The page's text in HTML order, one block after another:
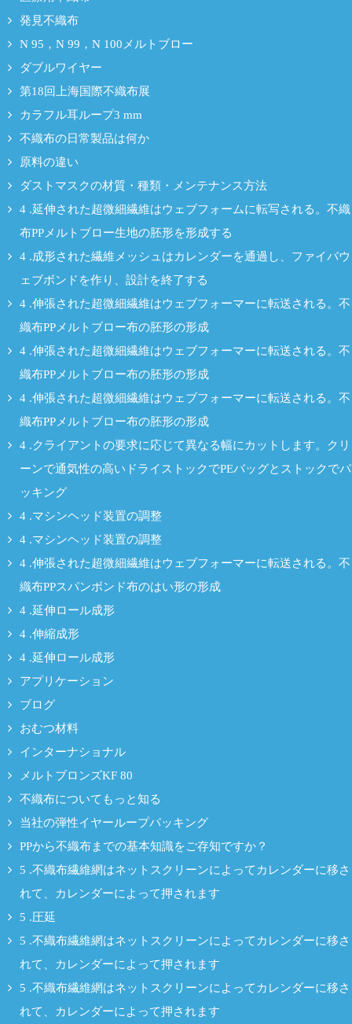
発見不織布
N 95，N 99，N 100メルトブロー
ダブルワイヤー
第18回上海国際不織布展
カラフル耳ループ3 mm
不織布の日常製品は何か
原料の違い
ダストマスクの材質・種類・メンテナンス方法
4 .延伸された超微細繊維はウェブフォームに転写される。不織
布PPメルトブロー生地の胚形を形成する
4 .成形された繊維メッシュはカレンダーを通過し、ファイバウ
ェブボンドを作り、設計を終了する
4 .伸張された超微細繊維はウェブフォーマーに転送される。不
織布PPメルトブロー布の胚形の形成
4 .伸張された超微細繊維はウェブフォーマーに転送される。不
織布PPメルトブロー布の胚形の形成
4 .伸張された超微細繊維はウェブフォーマーに転送される。不
織布PPメルトブロー布の胚形の形成
4 .クライアントの要求に応じて異なる幅にカットします。クリ
ーンで通気性の高いドライストックでPEバッグとストックでパ
ッキング
4 .マシンヘッド装置の調整
4 .マシンヘッド装置の調整
4 .伸張された超微細繊維はウェブフォーマーに転送される。不
織布PPスパンボンド布のはい形の形成
4 .延伸ロール成形
4 .伸縮成形
4 .延伸ロール成形
アプリケーション
ブログ
おむつ材料
インターナショナル
メルトブロンズKF 80
不織布についてもっと知る
当社の弾性イヤーループパッキング
PPから不織布までの基本知識をご存知ですか？
5 .不織布繊維網はネットスクリーンによってカレンダーに移さ
れて、カレンダーによって押されます
5 .圧延
5 .不織布繊維網はネットスクリーンによってカレンダーに移さ
れて、カレンダーによって押されます
5 .不織布繊維網はネットスクリーンによってカレンダーに移さ
れて、カレンダーによって押されます